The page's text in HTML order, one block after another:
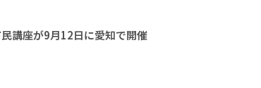
講座が9月12日に愛知で開催